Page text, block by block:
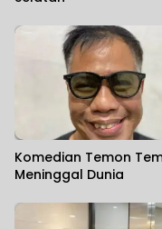
Komedian Temon
Meninggal Dunia